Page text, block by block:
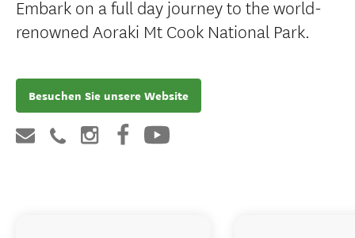
Embark on a full day journey to the world-
renowned Aoraki Mt Cook National Park.
Besuchen Sie unsere Website